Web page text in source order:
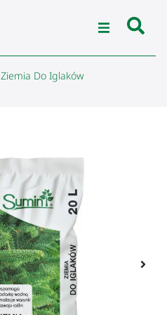
Ziemia Do Iglaków